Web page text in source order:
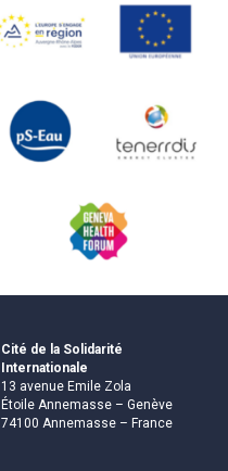
Cité de la Solidarité
Internationale
13 avenue Emile Zola
Étoile Annemasse – Genève
74100 Annemasse – France